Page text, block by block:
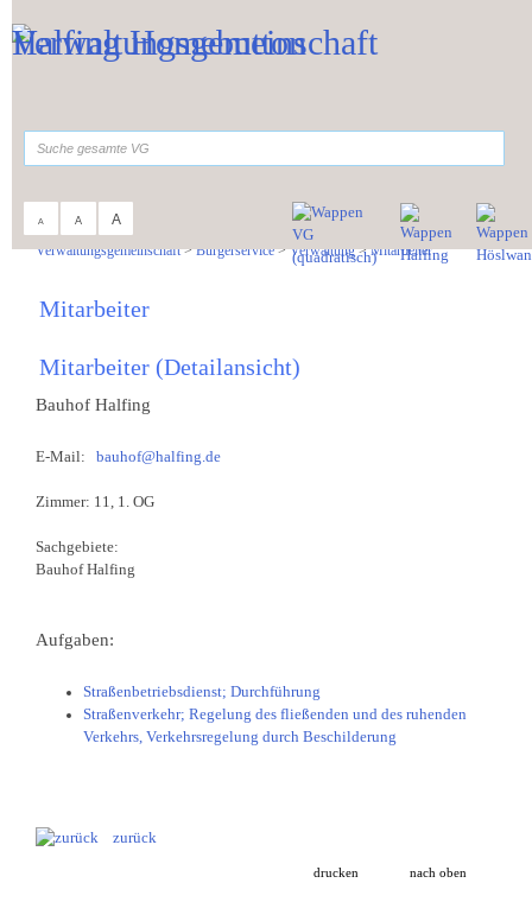
A A A
Verwaltungsgemeinschaft>Bürgerservice>Verwaltung>Mitarbeiter
Mitarbeiter
Mitarbeiter (Detailansicht)
Bauhof Halfing
E-Mail: bauhof@halfing.de
Zimmer: 11, 1. OG
Sachgebiete:
Bauhof Halfing
Aufgaben:
Straßenbetriebsdienst; Durchführung
Straßenverkehr; Regelung des fließenden und des ruhenden
Verkehrs, Verkehrsregelung durch Beschilderung
zurück
drucken nach oben